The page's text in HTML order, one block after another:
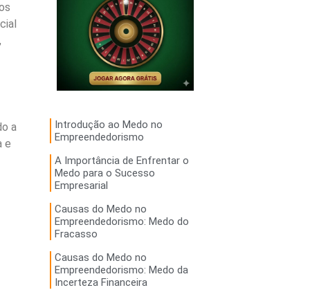
a
e
Introdução ao Medo no
Empreendedorismo
A Importância de Enfrentar o
Medo para o Sucesso
Empresarial
Causas do Medo no
Empreendedorismo: Medo do
Fracasso
Causas do Medo no
Empreendedorismo: Medo da
Incerteza Financeira